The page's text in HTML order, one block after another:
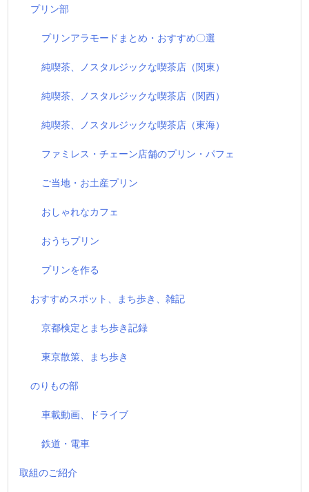
プリン部
プリンアラモードまとめ・おすすめ〇選
純喫茶、ノスタルジックな喫茶店（関東）
純喫茶、ノスタルジックな喫茶店（関西）
純喫茶、ノスタルジックな喫茶店（東海）
ファミレス・チェーン店舗のプリン・パフェ
ご当地・お土産プリン
おしゃれなカフェ
おうちプリン
プリンを作る
おすすめスポット、まち歩き、雑記
京都検定とまち歩き記録
東京散策、まち歩き
のりもの部
車載動画、ドライブ
鉄道・電車
取組のご紹介